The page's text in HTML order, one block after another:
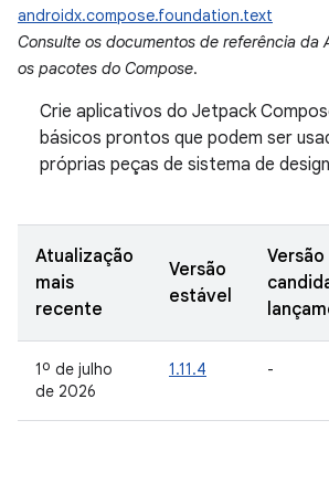
androidx.compose.foundation.text
Consulte os documentos de referência da
os pacotes do Compose.
Crie aplicativos do Jetpack
básicos prontos que podem ser
próprias peças de sistema de
Atualização
mais
recente
Versão
estável
Versão
1º de julho
de 2026
1.11.4 -